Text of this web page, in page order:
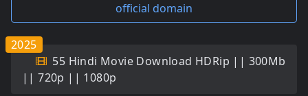
official domain
55 Hindi Movie Download HDRip || 300Mb
|| 720p || 1080p
2025